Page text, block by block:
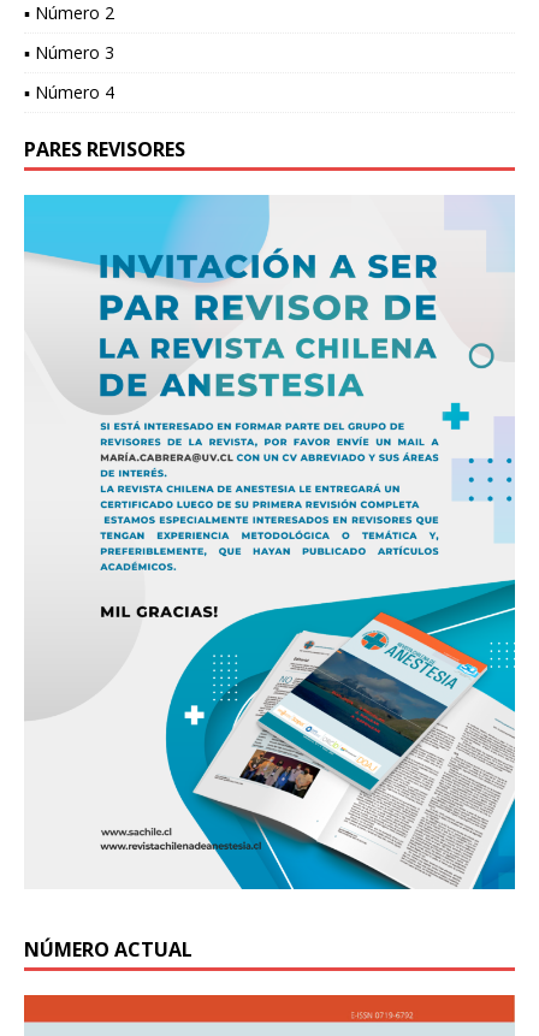
▪ Número 2
▪ Número 3
▪ Número 4
PARES REVISORES
NÚMERO ACTUAL